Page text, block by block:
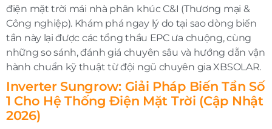
điện mặt trời mái nhà phân khúc C&I (Thương mại &
Công nghiệp). Khám phá ngay lý do tại sao dòng biến
tần này lại được các tổng thầu EPC ưa chuộng, cùng
những so sánh, đánh giá chuyên sâu và hướng dẫn vận
hành chuẩn kỹ thuật từ đội ngũ chuyên gia XBSOLAR.
Inverter Sungrow: Giải Pháp Biến Tần Số
1 Cho Hệ Thống Điện Mặt Trời (Cập Nhật
2026)